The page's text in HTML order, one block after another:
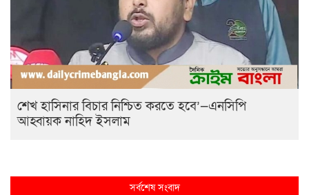
শেখ হাসিনার বিচার নিশ্চিত করতে হবে’—এনসিপি
আহ্বায়ক নাহিদ ইসলাম
সর্বশেষ সংবাদ